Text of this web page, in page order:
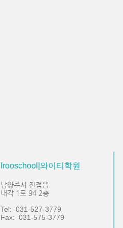
Irooschool|와이티학원
남양주시 진접읍
내각 1로 94 2층
Tel: 031-527-3779
Fax: 031-575-3779